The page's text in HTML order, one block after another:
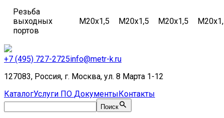
Резьба
выходных
портов
М20х1,5 М20х1,5 М20х1,5
+7 (495) 727-2725info@metr-k.ru
127083, Россия, г. Москва, ул. 8 Марта 1-12
КаталогУслуги ПО Документы Контакты
Поиск